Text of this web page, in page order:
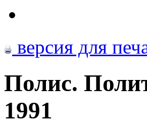
версия для
Полис.
1991